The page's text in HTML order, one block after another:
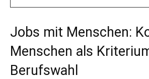
Jobs mit Menschen:
Menschen als
Berufswahl